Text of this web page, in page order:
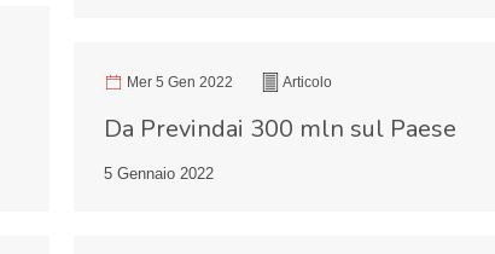
Mer 5 Gen 2022 Articolo
Da Previndai 300 mln sul Paese
5 Gennaio 2022